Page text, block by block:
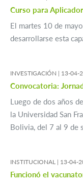
Curso para
El martes 10 de
desarrollarse esta
INVESTIGACIÓN | 13-04-
Convocatoria:
Luego de dos años
la Universidad San
Bolivia, del 7 al 9 de
INSTITUCIONAL | 13-04-
Funcionó el